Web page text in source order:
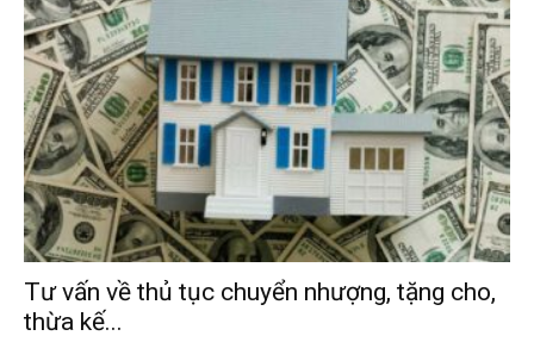
Tư vấn về thủ tục chuyển nhượng, tặng cho,
thừa kế...